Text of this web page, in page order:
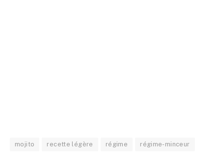
mojito recette légère régime régime-minceur